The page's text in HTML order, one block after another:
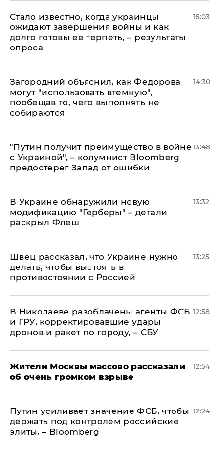
Стало известно, когда украинцы
ожидают завершения войны и как
долго готовы ее терпеть, – результаты
опроса
15:03
Загородний объяснил, как Федорова
могут "использовать втемную",
пообещав то, чего выполнять не
собираются
14:30
"Путин получит преимущество в войне
с Украиной", – колумнист Bloomberg
предостерег Запад от ошибки
13:48
В Украине обнаружили новую
модификацию "Герберы" – детали
раскрыл Флеш
13:32
Швец рассказал, что Украине нужно
делать, чтобы выстоять в
противостоянии с Россией
13:25
В Николаеве разоблачены агенты ФСБ
и ГРУ, корректировавшие удары
дронов и ракет по городу, – СБУ
12:58
Жители Москвы массово рассказали
об очень громком взрыве
12:54
Путин усиливает значение ФСБ, чтобы
держать под контролем российские
элиты, – Bloomberg
12:24